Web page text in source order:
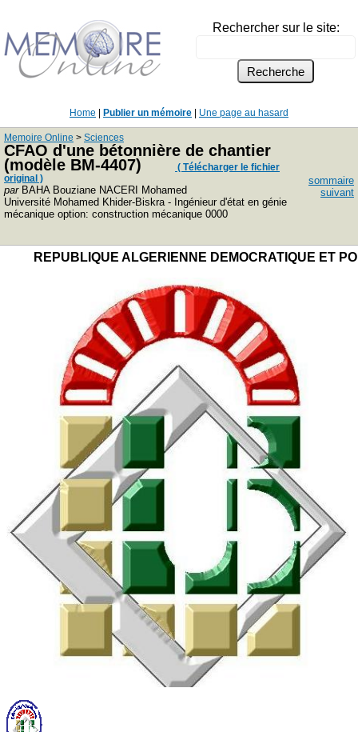
Rechercher sur le site:
Home Publier un mémoire Une page au hasard
Memoire Online > Sciences
CFAO d'une bétonnière de chantier
(modèle BM-4407)
( Télécharger le fichier
original )
parBAHA Bouziane NACERI Mohamed
Université Mohamed Khider-Biskra - Ingénieur d'état en génie
mécanique option: construction mécanique 0000
sommaire
suivant
REPUBLIQUE ALGERIENNE DEMOCRATIQUE ET